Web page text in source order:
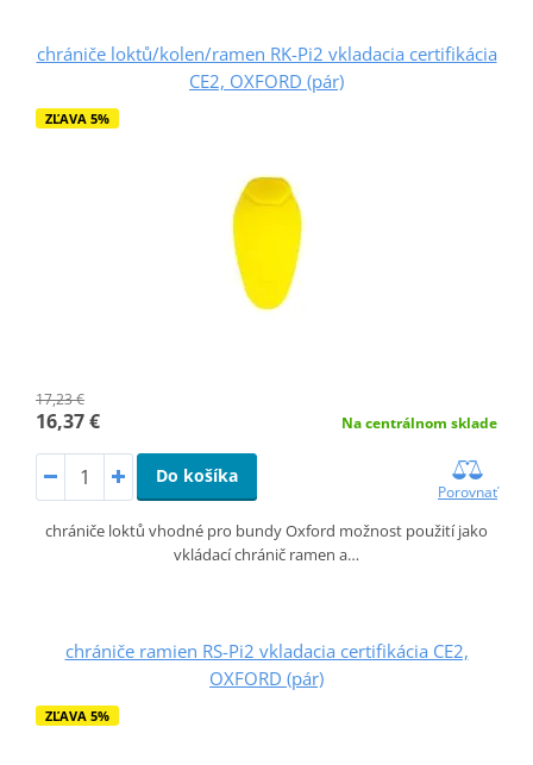
chrániče loktů/kolen/ramen RK-Pi2 vkladacia certifikácia
CE2, OXFORD (pár)
ZĽAVA 5%
17,23 €
16,37 € Na centrálnom sklade
Do košíka
Porovnať
chrániče loktů vhodné pro bundy Oxford možnost použití jako
vkládací chránič ramen a…
chrániče ramien RS-Pi2 vkladacia certifikácia CE2,
OXFORD (pár)
ZĽAVA 5%